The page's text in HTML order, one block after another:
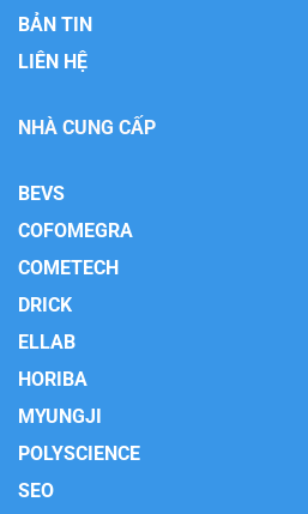
BẢN TIN
LIÊN HỆ
NHÀ CUNG CẤP
BEVS
COFOMEGRA
COMETECH
DRICK
ELLAB
HORIBA
MYUNGJI
POLYSCIENCE
SEO